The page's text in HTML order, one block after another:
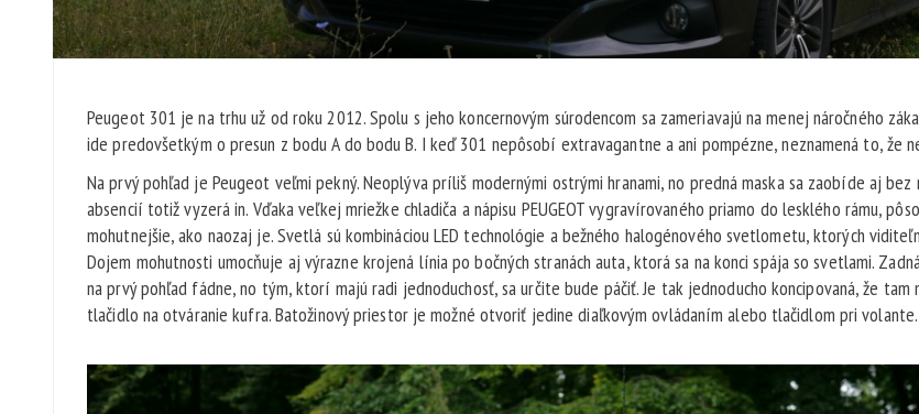
Peugeot 301 je na trhu už od roku 2012. Spolu s jeho koncernovým súrodencom sa zameriavajú na menej náročného
ide predovšetkým o presun z bodu A do bodu B. I keď 301 nepôsobí extravagantne a ani pompézne, neznamená to, že
Na prvý pohľad je Peugeot veľmi pekný. Neoplýva príliš modernými ostrými hranami, no predná maska sa zaobíde aj bez
absencií totiž vyzerá in. Vďaka veľkej mriežke chladiča a nápisu PEUGEOT vygravírovaného priamo do lesklého rámu,
mohutnejšie, ako naozaj je. Svetlá sú kombináciou LED technológie a bežného halogénového svetlometu, ktorých
Dojem mohutnosti umocňuje aj výrazne krojená línia po bočných stranách auta, ktorá sa na konci spája so svetlami.
na prvý pohľad fádne, no tým, ktorí majú radi jednoduchosť, sa určite bude páčiť. Je tak jednoducho koncipovaná, že tam
tlačidlo na otváranie kufra. Batožinový priestor je možné otvoriť jedine diaľkovým ovládaním alebo tlačidlom pri volante.